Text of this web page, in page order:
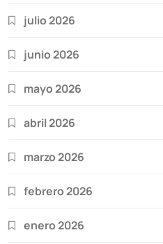
julio 2026
junio 2026
mayo 2026
abril 2026
marzo 2026
febrero 2026
enero 2026